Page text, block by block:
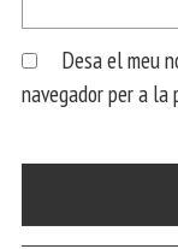
Desa el meu
navegador per a la